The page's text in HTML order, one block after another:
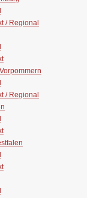
/ Regional
/ Regional